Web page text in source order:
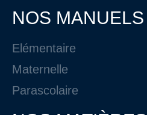
NOS MANUELS
Elémentaire
Maternelle
Parascolaire